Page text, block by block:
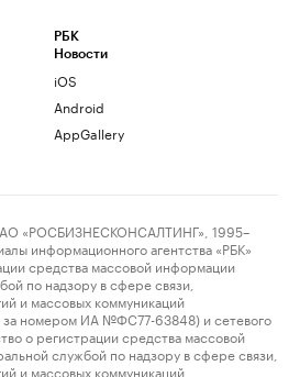
РБК
Новости
iOS
Android
AppGallery
«РОСБИЗНЕСКОНСАЛТИНГ», 1995–
информационного агентства «РБК»
средства массовой информации
по надзору в сфере связи,
и массовых коммуникаций
за номером ИА №ФС77-63848) и сетевого
о регистрации средства массовой
службой по надзору в сфере связи,
и массовых коммуникаций